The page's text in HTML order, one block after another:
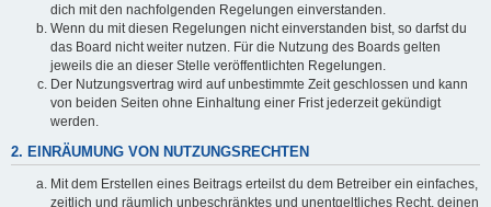
dich mit den nachfolgenden Regelungen einverstanden.
Wenn du mit diesen Regelungen nicht einverstanden bist, so darfst du
das Board nicht weiter nutzen. Für die Nutzung des Boards gelten
jeweils die an dieser Stelle veröffentlichten Regelungen.
Der Nutzungsvertrag wird auf unbestimmte Zeit geschlossen und kann
von beiden Seiten ohne Einhaltung einer Frist jederzeit gekündigt
werden.
2. EINRÄUMUNG VON NUTZUNGSRECHTEN
Mit dem Erstellen eines Beitrags erteilst du dem Betreiber ein einfaches,
zeitlich und räumlich unbeschränktes und unentgeltliches Recht, deinen